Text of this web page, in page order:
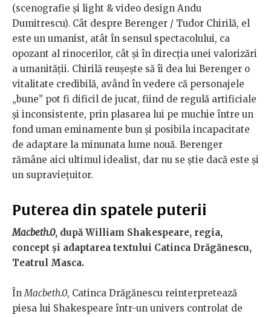
(scenografie și light & video design Andu
Dumitrescu). Cât despre Berenger / Tudor Chirilă, el
este un umanist, atât în sensul spectacolului, ca
opozant al rinocerilor, cât și în direcția unei valorizări
a umanității. Chirilă reușește să îi dea lui Berenger o
vitalitate credibilă, având în vedere că personajele
„bune” pot fi dificil de jucat, fiind de regulă artificiale
și inconsistente, prin plasarea lui pe muchie între un
fond uman eminamente bun și posibila incapacitate
de adaptare la minunata lume nouă. Berenger
rămâne aici ultimul idealist, dar nu se știe dacă este și
un supraviețuitor.
Puterea din spatele puterii
Macbeth.0, după William Shakespeare, regia,
concept și adaptarea textului Catinca Drăgănescu,
Teatrul Masca.
ÎnMacbeth.0, Catinca Drăgănescu reinterpretează
piesa lui Shakespeare într-un univers controlat de